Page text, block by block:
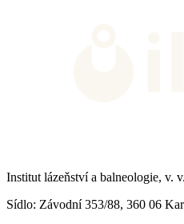
Institut lázeňství a balneologie, v.
Sídlo: Závodní 353/88, 360 06